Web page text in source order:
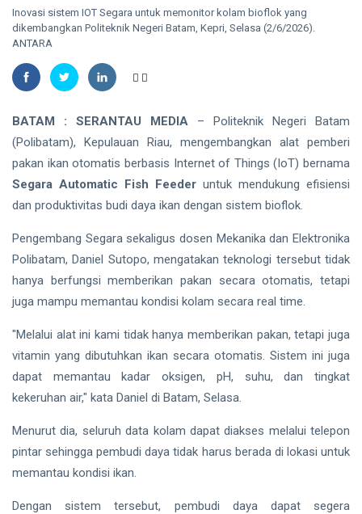
Awards
2026
Warga
Waspadai
Penipuan
Pungut
Retribusi
2026
views
167 RTLH di
Natuna
dengan
Kementerian
PKP
2026
views
RIAU
Migas,
PHR dan
Perkuat
Sinergi
Lindungi
Aset
demi
Ketahanan
Energi
Nasional
07
25
Siak Sri Indrapura
Indonesia
Donald Trump
Inovasi sistem IOT Segara untuk memonitor kolam bioflok yang
dikembangkan Politeknik Negeri Batam, Kepri, Selasa (2/6/2026).
ANTARA
BATAM : SERANTAU MEDIA – Politeknik Negeri Batam
(Polibatam), Kepulauan Riau, mengembangkan alat pemberi
pakan ikan otomatis berbasis Internet of Things (IoT) bernama
Segara Automatic Fish Feeder untuk mendukung efisiensi
dan produktivitas budi daya ikan dengan sistem bioflok.
Pengembang Segara sekaligus dosen Mekanika dan Elektronika
Polibatam, Daniel Sutopo, mengatakan teknologi tersebut tidak
hanya berfungsi memberikan pakan secara otomatis, tetapi
juga mampu memantau kondisi kolam secara real time.
"Melalui alat ini kami tidak hanya memberikan pakan, tetapi juga
vitamin yang dibutuhkan ikan secara otomatis. Sistem ini juga
dapat memantau kadar oksigen, pH, suhu, dan tingkat
kekeruhan air," kata Daniel di Batam, Selasa.
Menurut dia, seluruh data kolam dapat diakses melalui telepon
pintar sehingga pembudi daya tidak harus berada di lokasi untuk
memantau kondisi ikan.
Dengan sistem tersebut, pembudi daya dapat segera